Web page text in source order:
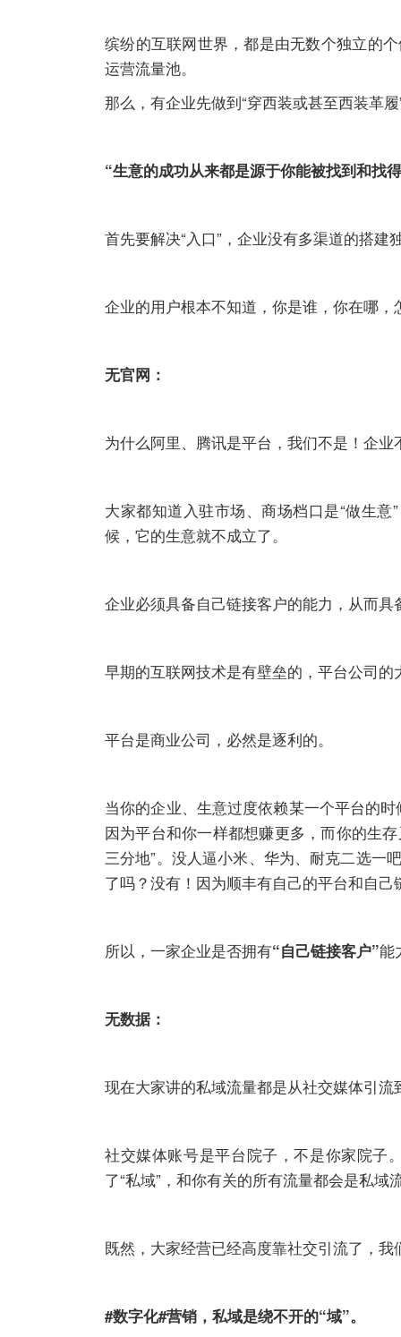
缤纷的互联网世界，都是由无数个独立的
运营流量池。
那么，有企业先做到“穿西装或甚至西装革
“生意的成功从来都是源于你能被找到和找
首先要解决“入口”，企业没有多渠道的搭
企业的用户根本不知道，你是谁，你在哪
无官网：
为什么阿里、腾讯是平台，我们不是！企
大家都知道入驻市场、商场档口是“做生意
候，它的生意就不成立了。
企业必须具备自己链接客户的能力，从而
早期的互联网技术是有壁垒的，平台公司
平台是商业公司，必然是逐利的。
当你的企业、生意过度依赖某一个平台的
因为平台和你一样都想赚更多，而你的生
三分地”。没人逼小米、华为、耐克二选一
了吗？没有！因为顺丰有自己的平台和自
所以，一家企业是否拥有“自己链接客户”能
无数据：
现在大家讲的私域流量都是从社交媒体引
社交媒体账号是平台院子，不是你家院子
了“私域”，和你有关的所有流量都会是私域
既然，大家经营已经高度靠社交引流了，
#数字化#营销，私域是绕不开的“域”。